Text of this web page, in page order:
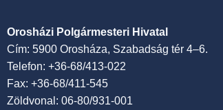
Orosházi Polgármesteri Hivatal
Cím: 5900 Orosháza, Szabadság tér 4–6.
Telefon: +36-68/413-022
Fax: +36-68/411-545
Zöldvonal: 06-80/931-001